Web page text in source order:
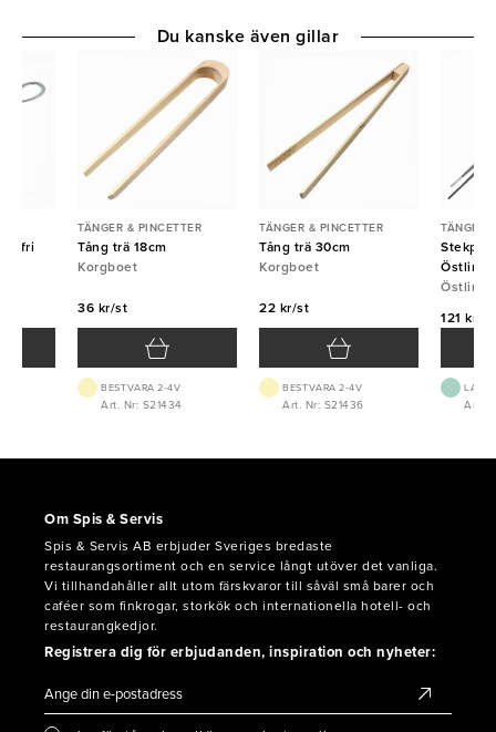
TÄNGER & PINCETTER
Tång trä 18cm
Korgboet
36 kr/st
BEST.VARA 2-4V
Art. Nr: S21434
TÄNGER & PINCETTER
Tång trä 30cm
Korgboet
22 kr/st
BEST.VARA 2-4V
Art. Nr: S21436
TÄNGER
Östlin
Östlin
121 kr/st
Art.
Du kanske även gillar
Om Spis & Servis
Spis & Servis AB erbjuder Sveriges bredaste
restaurangsortiment och en service långt utöver det vanliga.
Vi tillhandahåller allt utom färskvaror till såväl små barer och
caféer som finkrogar, storkök och internationella hotell- och
restaurangkedjor.
Registrera dig för erbjudanden, inspiration och nyheter: